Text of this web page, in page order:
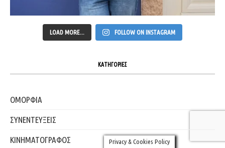
LOAD MORE... FOLLOW ON INSTAGRAM
ΚΑΤΗΓΟΡΙΕΣ
ΟΜΟΡΦΙΑ
ΣΥΝΕΝΤΕΥΞΕΙΣ
ΚΙΝΗΜΑΤΟΓΡΑΦΟΣ Privacy & Cookies Policy